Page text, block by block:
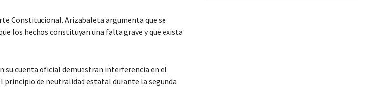
Constitucional. Arizabaleta argumenta que se
los hechos constituyan una falta grave y que exista
su cuenta oficial demuestran interferencia en el
principio de neutralidad estatal durante la segunda